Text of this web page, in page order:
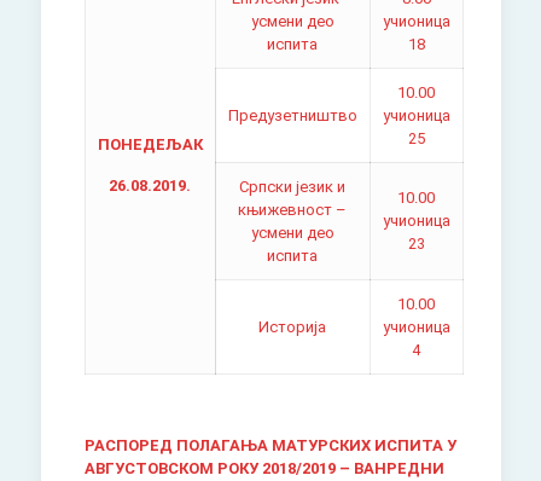
ПОНЕДЕЉАК
26.08.2019.
усмени део
испита
учионица
18
Предузетништво
10.00
учионица
25
Српски језик и
књижевност –
усмени део
испита
10.00
учионица
23
Историја
10.00
учионица
4
РАСПОРЕД ПОЛАГАЊА МАТУРСКИХ ИСПИТА У
АВГУСТОВСКОМ РОКУ 2018/2019 – ВАНРЕДНИ